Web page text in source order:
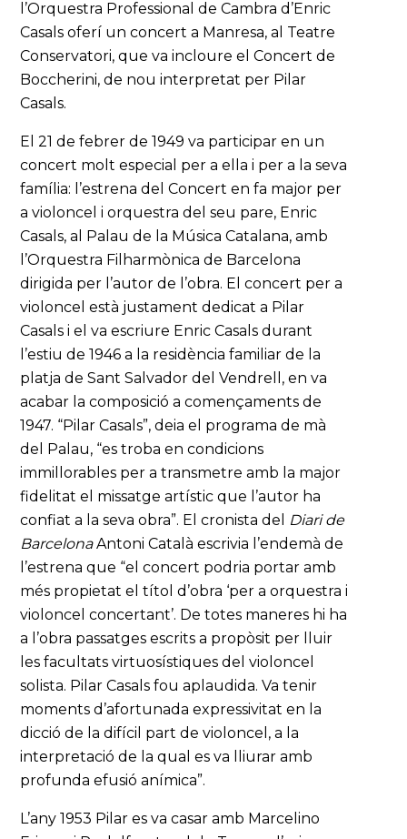
l’Orquestra Professional de Cambra d’Enric
Casals oferí un concert a Manresa, al Teatre
Conservatori, que va incloure el Concert de
Boccherini, de nou interpretat per Pilar
Casals.
El 21 de febrer de 1949 va participar en un
concert molt especial per a ella i per a la seva
família: l’estrena del Concert en fa major per
a violoncel i orquestra del seu pare, Enric
Casals, al Palau de la Música Catalana, amb
l’Orquestra Filharmònica de Barcelona
dirigida per l’autor de l’obra. El concert per a
violoncel està justament dedicat a Pilar
Casals i el va escriure Enric Casals durant
l’estiu de 1946 a la residència familiar de la
platja de Sant Salvador del Vendrell, en va
acabar la composició a començaments de
1947. “Pilar Casals”, deia el programa de mà
del Palau, “es troba en condicions
immillorables per a transmetre amb la major
fidelitat el missatge artístic que l’autor ha
confiat a la seva obra”. El cronista del Diari de
BarcelonaAntoni Català escrivia l’endemà de
l’estrena que “el concert podria portar amb
més propietat el títol d’obra ‘per a orquestra i
violoncel concertant’. De totes maneres hi ha
a l’obra passatges escrits a propòsit per lluir
les facultats virtuosístiques del violoncel
solista. Pilar Casals fou aplaudida. Va tenir
moments d’afortunada expressivitat en la
dicció de la difícil part de violoncel, a la
interpretació de la qual es va lliurar amb
profunda efusió anímica”.
L’any 1953 Pilar es va casar amb Marcelino